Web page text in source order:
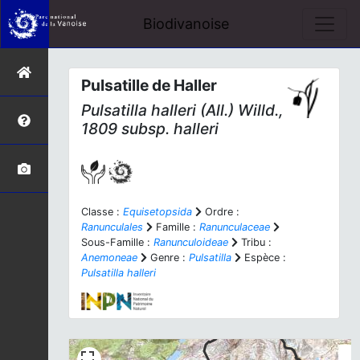
Biodivanoise
Pulsatille de Haller
Pulsatilla halleri (All.) Willd.,
1809 subsp. halleri
Classe : Equisetopsida
Ordre :
Ranunculales
Famille : Ranunculaceae
Sous-Famille : Ranunculoideae
Tribu :
Anemoneae
Genre : Pulsatilla
Espèce :
Pulsatilla halleri